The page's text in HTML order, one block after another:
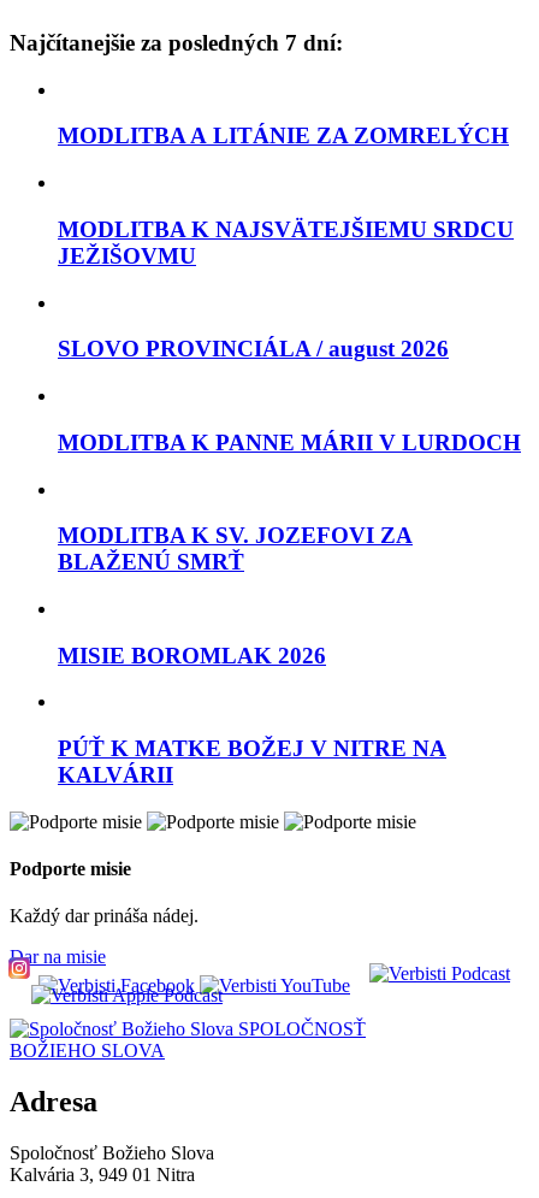
Najčítanejšie za posledných 7 dní:
MODLITBA A LITÁNIE ZA ZOMRELÝCH
MODLITBA K NAJSVÄTEJŠIEMU SRDCU
JEŽIŠOVMU
SLOVO PROVINCIÁLA / august 2026
MODLITBA K PANNE MÁRII V LURDOCH
MODLITBA K SV. JOZEFOVI ZA
BLAŽENÚ SMRŤ
MISIE BOROMLAK 2026
PÚŤ K MATKE BOŽEJ V NITRE NA
KALVÁRII
Podporte misie
Každý dar prináša nádej.
Dar na misie
SPOLOČNOSŤ
BOŽIEHO SLOVA
Adresa
Spoločnosť Božieho Slova
Kalvária 3, 949 01 Nitra